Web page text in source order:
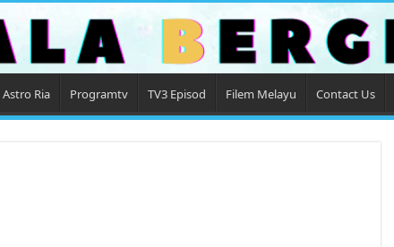
Astro Ria Programtv TV3 Episod Filem Melayu Contact Us